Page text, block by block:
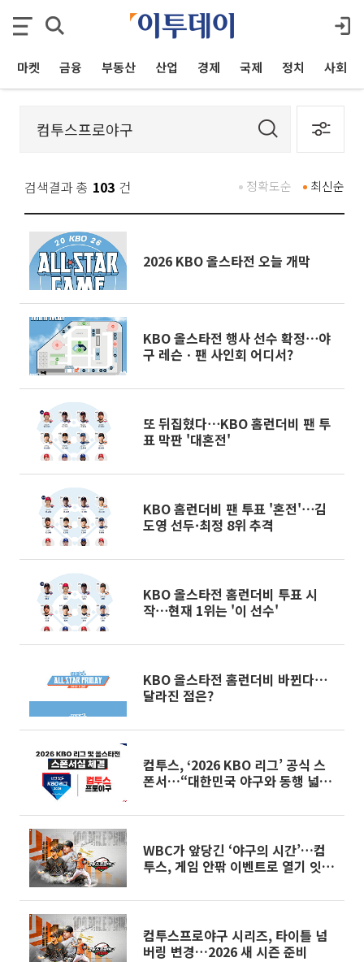
마켓 금융 부동산 산업 경제 국제 정치 사회
검색결과 총 103 건 최신순
정확도순
2026 KBO 올스타전 오늘 개막
KBO 올스타전 행사 선수 확정⋯야
구 레슨ㆍ팬 사인회 어디서?
또 뒤집혔다⋯KBO 홈런더비 팬 투
표 막판 '대혼전'
KBO 홈런더비 팬 투표 '혼전'⋯김
도영 선두·최정 8위 추격
KBO 올스타전 홈런더비 투표 시
작⋯현재 1위는 '이 선수'
KBO 올스타전 홈런더비 바뀐다⋯
달라진 점은?
컴투스, ‘2026 KBO 리그’ 공식 스
폰서…“대한민국 야구와 동행 넓힌
WBC가 앞당긴 ‘야구의 시간’…컴
투스, 게임 안팎 이벤트로 열기 잇는
컴투스프로야구 시리즈, 타이틀 넘
버링 변경…2026 새 시즌 준비